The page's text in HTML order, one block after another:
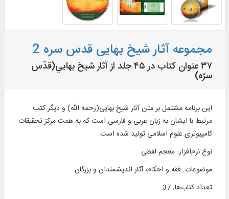
مجموعه آثار شیخ بهایی قدس سره 2
۳۷ عنوان كتاب در ۴۵ جلد از آثار شيخ بهايي(قدّس
سرّه)
این برنامه مشتمل بر متن آثار شیخ بهایی(رحمه الله) و دیگر کتب
مرتبط با ایشان به زبان عربی و فارسی است که به همت مرکز تحقیقات
کامپیوتری علوم اسلامی تولید شده است.
نوع نرم‌افزار:معجم لفظی
موضوعات: فقه و احکام، آثار اندیشمندان و بزرگان
تعداد کتاب‌ها:
37